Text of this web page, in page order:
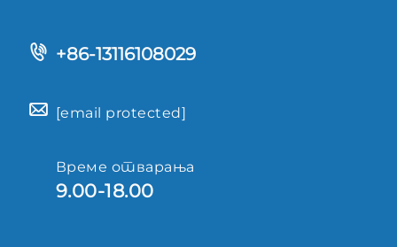
+86-13116108029
[email protected]
Време отварања
9.00-18.00